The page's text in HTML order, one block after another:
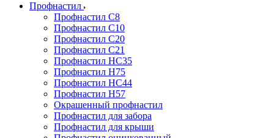
Профнастил
Профнастил С8
Профнастил С10
Профнастил С20
Профнастил С21
Профнастил НС35
Профнастил Н75
Профнастил HC44
Профнастил Н57
Окрашенный профнастил
Профнастил для забора
Профнастил для крыши